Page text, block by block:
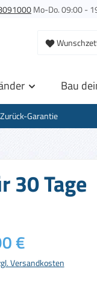
Mo-Do. 09:00 -
Bau
Garantie
30 Tage
Preis:
€
Versandkosten